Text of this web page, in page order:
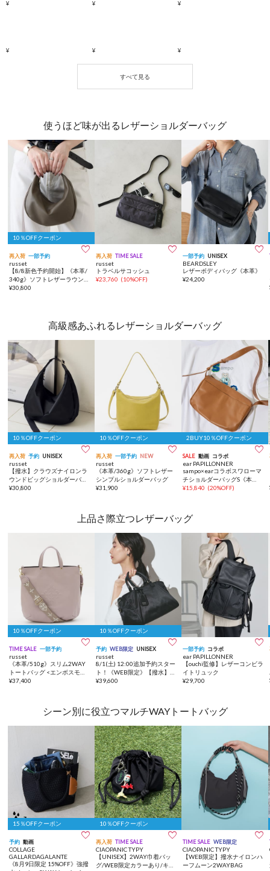
使うほど味が出るレザーショルダーバッグ
10％OFFクーポン
再入荷 一部予約 
russet
【8/8新色予約開始】《本革/
340g》ソフトレザーラウンド
ショルダーバッグ
¥30,800
再入荷 TIME SALE 
russet
トラベルサコッシュ
¥23,760 (10%OFF)
一部予約 UNISEX 
BEARDSLEY
レザーボディバッグ《本革》
¥24,200
高級感あふれるレザーショルダーバッグ
10％OFFクーポン
再入荷 予約 UNISEX 
russet
【撥水】クラウズナイロンラ
ウンドビッグショルダーバッ
グ
¥30,800
10％OFFクーポン
再入荷 一部予約 NEW 
russet
《本革/360g》ソフトレザー
シンプルショルダーバッグ
¥31,900
2BUY10％OFFクーポン
SALE 動画 コラボ 
ear PAPILLONNER
sampo×earコラボスワローマ
チショルダーバッグS《本
革》
¥15,840 (20%OFF)
上品さ際立つレザーバッグ
10％OFFクーポン
TIME SALE 一部予約 
russet
《本革/510g》スリム2WAY
トートバッグ <エンボスモノ
グラム>
¥37,400
10％OFFクーポン
予約 WEB限定 UNISEX 
russet
8/1(土) 12:00追加予約スター
ト！《WEB限定》【撥水】ク
ラウズナイロン2WAYボスト
¥39,600
一部予約 コラボ 
ear PAPILLONNER
【ouchi監修】レザーコンビラ
イトリュック
¥29,700
シーン別に役立つマルチWAYトートバッグ
15％OFFクーポン
予約 動画 
COLLAGE
GALLARDAGALANTE
《8月9日限定 15%OFF》強撥
10％OFFクーポン
再入荷 TIME SALE 
CIAOPANIC TYPY
【UNISEX】2WAY巾着バッ
グ/WEB限定カラーあり/キー
TIME SALE WEB限定 
CIAOPANIC TYPY
【WEB限定】撥水ナイロンハ
ーフムーン2WAYBAG